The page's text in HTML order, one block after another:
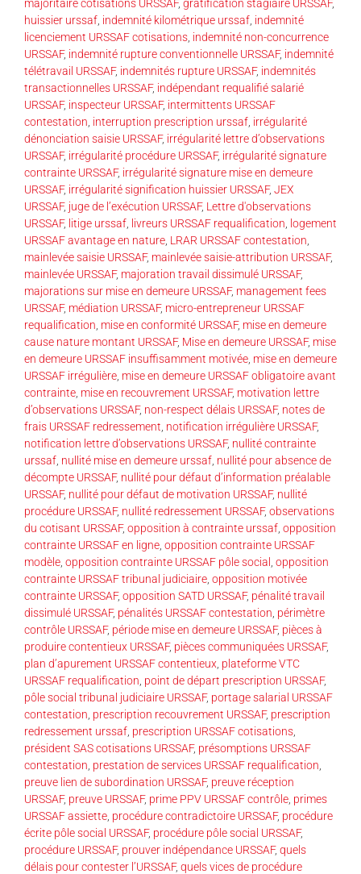
majoritaire cotisations URSSAF, gratification stagiaire URSSAF,
huissier urssaf indemnité kilométrique urssaf indemnité
licenciement URSSAF cotisations indemnité non-concurrence
URSSAF, indemnité rupture conventionnelle URSSAF, indemnité
télétravail URSSAF, indemnités rupture URSSAF, indemnités
transactionnelles URSSAF, indépendant requalifié salarié
URSSAF, inspecteur URSSAF, intermittents URSSAF
contestation interruption prescription urssaf irrégularité
dénonciation saisie URSSAF, irrégularité lettre d’observations
URSSAF, irrégularité procédure URSSAF, irrégularité signature
contrainte URSSAF, irrégularité signature mise en demeure
URSSAF, irrégularité signification huissier URSSAF, JEX
URSSAF, juge de l’exécution URSSAF, Lettre d'observations
URSSAF, litige urssaf livreurs URSSAF requalification
logement
URSSAF avantage en nature LRAR URSSAF contestation
mainlevée saisie URSSAF, mainlevée saisie-attribution URSSAF,
mainlevée URSSAF, majoration travail dissimulé URSSAF,
majorations sur mise en demeure URSSAF, management fees
URSSAF, médiation URSSAF, micro-entrepreneur URSSAF
requalification mise en conformité URSSAF, mise en demeure
cause nature montant URSSAF, Mise en demeure URSSAF, mise
en demeure URSSAF insuffisamment motivée mise en demeure
URSSAF irrégulière mise en demeure URSSAF obligatoire avant
contrainte mise en recouvrement URSSAF, motivation lettre
d’observations URSSAF, non-respect délais URSSAF, notes de
frais URSSAF redressement notification irrégulière URSSAF,
notification lettre d’observations URSSAF, nullité contrainte
urssaf nullité mise en demeure urssaf nullité pour absence de
décompte URSSAF, nullité pour défaut d’information préalable
URSSAF, nullité pour défaut de motivation URSSAF, nullité
procédure URSSAF, nullité redressement URSSAF, observations
du cotisant URSSAF, opposition à contrainte urssaf opposition
contrainte URSSAF en ligne opposition contrainte URSSAF
modèle opposition contrainte URSSAF pôle social
opposition
contrainte URSSAF tribunal judiciaire opposition motivée
contrainte URSSAF, opposition SATD URSSAF, pénalité travail
dissimulé URSSAF, pénalités URSSAF contestation périmètre
contrôle URSSAF, période mise en demeure URSSAF, pièces à
produire contentieux URSSAF, pièces communiquées URSSAF,
plan d’apurement URSSAF contentieux plateforme VTC
URSSAF requalification point de départ prescription URSSAF,
pôle social tribunal judiciaire URSSAF, portage salarial URSSAF
contestation prescription recouvrement URSSAF, prescription
redressement urssaf prescription URSSAF cotisations
président SAS cotisations URSSAF, présomptions URSSAF
contestation prestation de services URSSAF requalification
preuve lien de subordination URSSAF, preuve réception
URSSAF, preuve URSSAF, prime PPV URSSAF contrôle primes
URSSAF assiette procédure contradictoire URSSAF, procédure
écrite pôle social URSSAF, procédure pôle social URSSAF,
procédure URSSAF, prouver indépendance URSSAF, quels
délais pour contester l’URSSAF, quels vices de procédure